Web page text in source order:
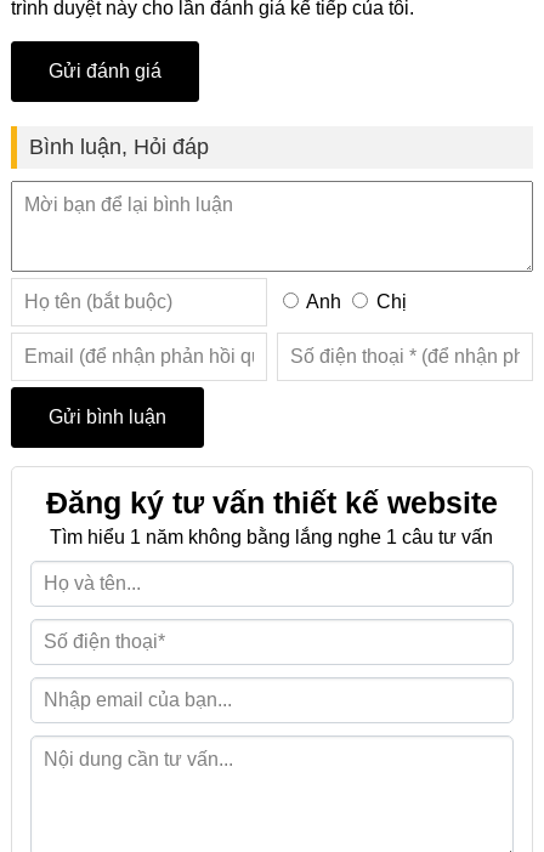
trình duyệt này cho lần đánh giá kế tiếp của tôi.
Bình luận, Hỏi đáp
Anh Chị
Đăng ký tư vấn thiết kế website
Tìm hiểu 1 năm không bằng lắng nghe 1 câu tư vấn